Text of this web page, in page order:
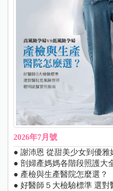
2026年7月號
● 謝沛恩 從甜美少女到優雅
● 剖婦產媽媽各階段照護大
● 產檢與生產醫院怎麼選？
● 好醫師５大檢驗標準 選對